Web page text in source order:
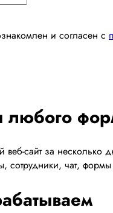
и согласен с
любого
сайт за несколько
сотрудники, чат,